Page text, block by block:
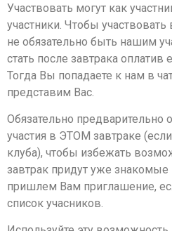
Участвовать могут как
участники. Чтобы участвовать
не обязательно быть нашим
стать после завтрака оплатив
Тогда Вы попадаете к нам в
представим Вас.
Обязательно предварительно
участия в ЭТОМ завтраке
клуба), чтобы избежать
завтрак придут уже
пришлем Вам приглашение,
список учасников.